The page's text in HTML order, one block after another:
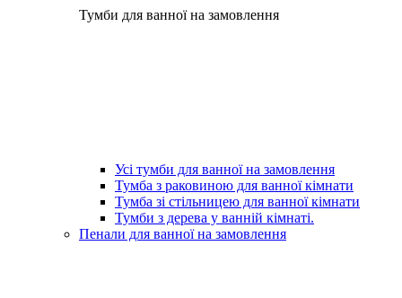
Тумби для ванної на замовлення
Усі тумби для ванної на замовлення
Тумба з раковиною для ванної кімнати
Тумба зі стільницею для ванної кімнати
Тумби з дерева у ванній кімнаті.
Пенали для ванної на замовлення